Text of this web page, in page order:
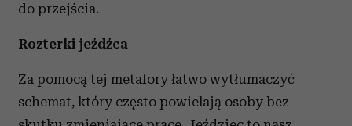
do przejścia.
Rozterki jeźdźca
Za pomocą tej metafory łatwo wytłumaczyć
schemat, który często powielają osoby bez